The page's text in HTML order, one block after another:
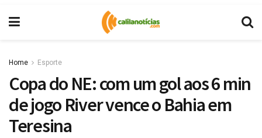
Home Esporte
Copa do NE: com um gol aos 6 min
de jogo River vence o Bahia em
Teresina